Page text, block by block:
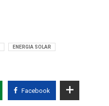
ENERGIA SOLAR
Facebook